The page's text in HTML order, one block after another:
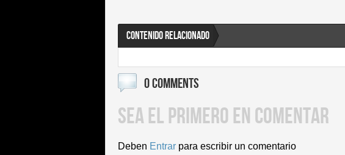
CONTENIDO RELACIONADO
0 COMMENTS
SEA EL PRIMERO EN COMENTAR
Deben Entrar para escribir un comentario